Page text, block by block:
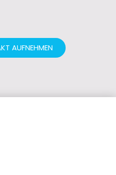
AUFNEHMEN